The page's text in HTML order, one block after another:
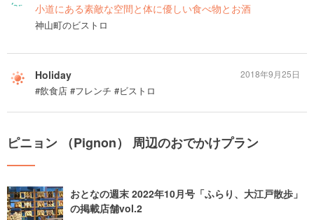
小道にある素敵な空間と体に優しい食べ物とお酒
神山町のビストロ
Holiday
#飲食店 #フレンチ #ビストロ
2018年9月25日
ピニョン （Pignon） 周辺のおでかけプラン
おとなの週末 2022年10月号「ふらり、大江戸散歩」
の掲載店舗vol.2